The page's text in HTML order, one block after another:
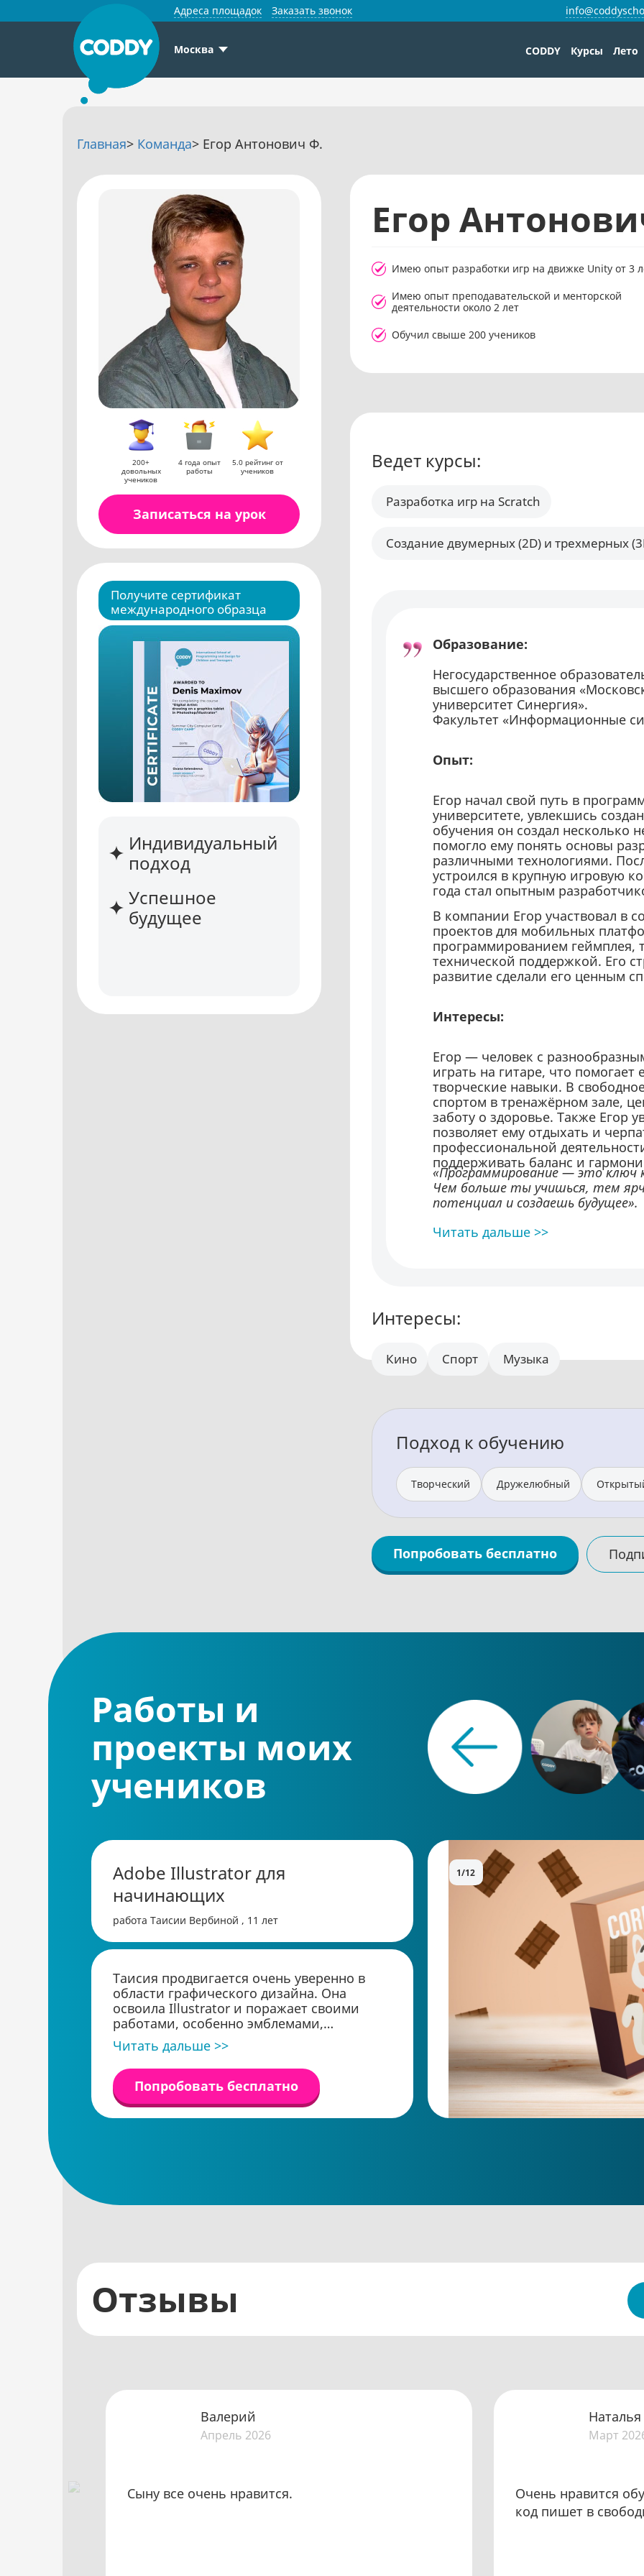
Адреса площадок Заказать звонок
Москва CODDY Курсы Лето
Главная> Команда> Егор Антонович Ф.
200+
довольных
учеников
4 года опыт
работы
5.0 рейтинг от
учеников
Записаться на урок
Получите сертификат
международного образца
Индивидуальный
подход
Успешное
будущее
Егор
Имею опыт разработки игр на движке Unity от 3
Имею опыт преподавательской и менторской
деятельности около 2 лет
Обучил свыше 200 учеников
Ведет курсы:
Разработка игр на Scratch
Создание двумерных (2D) и трехмерных
Образование:
Негосударственное
высшего образования
университет Синергия».
Факультет «Информационные
Опыт:
Егор начал свой путь в
университете, увлекшись
обучения он создал несколько
помогло ему понять основы
различными технологиями.
устроился в крупную игровую
года стал опытным
В компании Егор участвовал в
проектов для мобильных
программированием геймплея,
технической поддержкой. Его
развитие сделали его ценным
Интересы:
Егор — человек с
играть на гитаре, что помогает
творческие навыки. В
спортом в тренажёрном зале,
заботу о здоровье. Также Егор
позволяет ему отдыхать и
профессиональной
поддерживать баланс и
«Программирование — это ключ
Чем больше ты учишься, тем
потенциал и создаешь будущее».
Читать дальше >>
Интересы:
Кино Спорт Музыка
Подход к обучению
Творческий Дружелюбный
Попробовать бесплатно
Работы и
проекты моих
учеников
Adobe Illustrator для
начинающих
работа Таисии Вербиной , 11 лет
Таисия продвигается очень уверенно в
области графического дизайна. Она
освоила Illustrator и поражает своими
работами, особенно эмблемами,
выполненными с мастерством
профессионала. Один из её логотипов был
использован для школьного проекта, что
стало замечательным примером её
таланта.
Читать дальше >>
Попробовать бесплатно
1/12
Отзывы
Валерий
Апрель 2026
Сыну все очень нравится.
Наталья
Март
Очень нравится
код пишет в